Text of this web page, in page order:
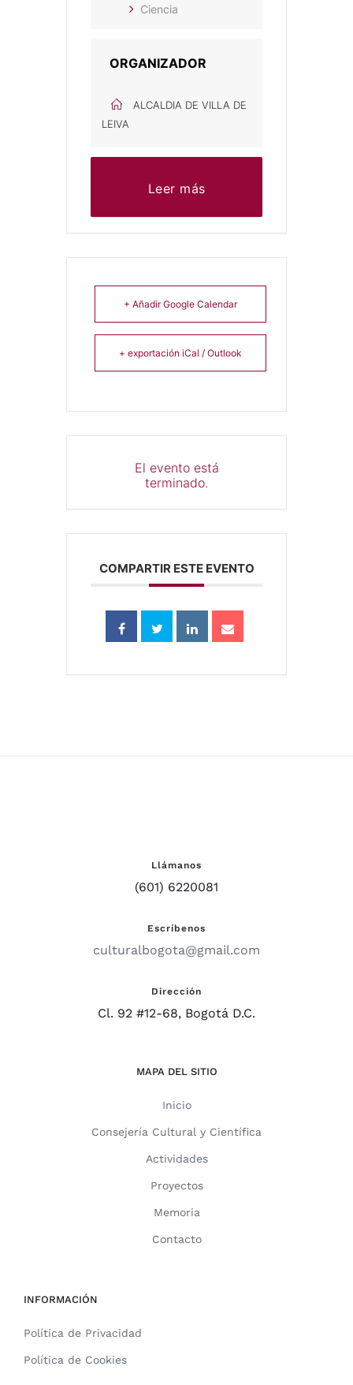
Ciencia
ORGANIZADOR
ALCALDIA DE VILLA DE
LEIVA
Leer más
+ Añadir Google Calendar
+ exportación iCal / Outlook
El evento está
terminado.
COMPARTIR ESTE EVENTO
Llámanos
(601) 6220081
Escríbenos
culturalbogota@gmail.com
Dirección
Cl. 92 #12-68, Bogotá D.C.
MAPA DEL SITIO
Inicio
Consejería Cultural y Científica
Actividades
Proyectos
Memoria
Contacto
INFORMACIÓN
Política de Privacidad
Política de Cookies